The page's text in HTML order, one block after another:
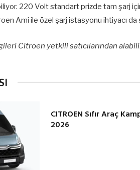
220 Volt standart prizde tam şarj
Ami ile özel şarj istasyonu ihtiyacı da
Citroen yetkili satıcılarından
CITROEN Sıfır Araç
2026